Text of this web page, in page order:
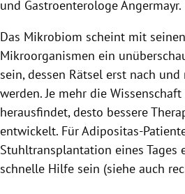
und Gastroenterologe Angermayr.
Das Mikrobiom scheint mit
Mikroorganismen ein
sein, dessen Rätsel erst nach
werden. Je mehr die
herausfindet, desto bessere
entwickelt. Für Adipositas-
Stuhltransplantation eines Tages
schnelle Hilfe sein (siehe auch